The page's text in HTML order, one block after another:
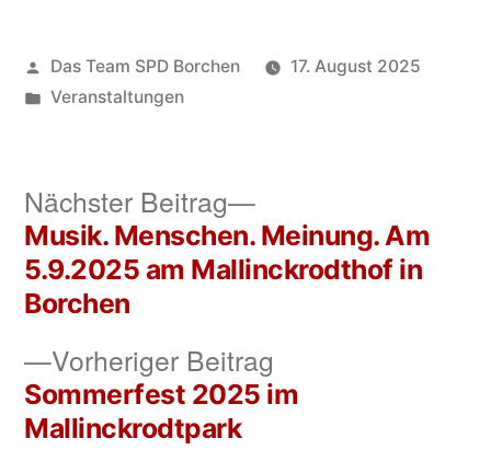
Veröffentlicht
von
Das Team SPD Borchen
17. August 2025
Veröffentlicht
Veranstaltungen
Beitragsnavigation
Vorheriger Beitrag
Beitrag:
Sommerfest 2025 im
Mallinckrodtpark
Nächster Beitrag
Nächster
Beitrag:
Musik. Menschen. Meinung. Am
5.9.2025 am Mallinckrodthof in
Borchen